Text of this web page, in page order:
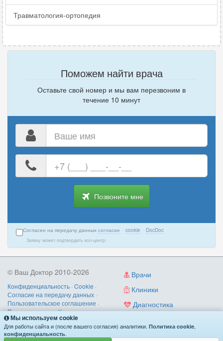
Травматология-ортопедия
Поможем найти врача
Оставьте свой номер и мы вам перезвоним в
течение 10 минут
номер
телефона
Позвоните мне
Согласен на передачу данных согласие · cookie · DocDoc
Заявку может подтвердить кол-центр.
Врачи
Клиники
Диагностика
© Ваш Доктор 2010-2026
Конфиденциальность · Cookie ·
Согласие на передачу данных ·
Пользовательское соглашение ·
Правила записи·Контакты
О нас/как работает/поиск по
симптомам
Мы используем cookie
Для работы сайта и (после вашего согласия) аналитики. Политика cookie,
конфиденциальность.